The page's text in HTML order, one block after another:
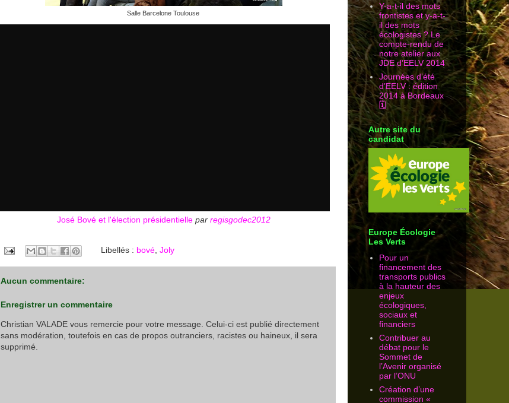
Salle Barcelone Toulouse
José Bové et l'élection présidentielle par regisgodec2012
Libellés : bové Joly
Aucun commentaire:
Enregistrer un commentaire
Christian VALADE vous remercie pour votre message. Celui-ci est publié directement
sans modération, toutefois en cas de propos outranciers, racistes ou haineux, il sera
supprimé.
Y-a-t-il des mots
frontistes et y-a-t-
il des mots
écologistes ? Le
compte-rendu de
notre atelier aux
JDE d’EELV 2014
Journées d’été
d’EELV : édition
2014 à Bordeaux
🗓
Autre site du
candidat
Europe Écologie
Les Verts
Pour un
financement des
transports publics
à la hauteur des
enjeux
écologiques,
sociaux et
financiers
Contribuer au
débat pour le
Sommet de
l’Avenir organisé
par l’ONU
Création d’une
commission «